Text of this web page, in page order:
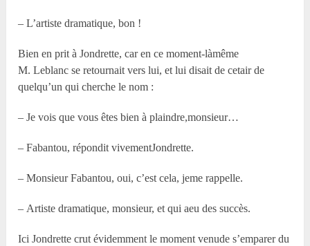
– L’artiste dramatique, bon !
Bien en prit à Jondrette, car en ce moment-làmême
M. Leblanc se retournait vers lui, et lui disait de cetair de
quelqu’un qui cherche le nom :
– Je vois que vous êtes bien à plaindre,monsieur…
– Fabantou, répondit vivementJondrette.
– Monsieur Fabantou, oui, c’est cela, jeme rappelle.
– Artiste dramatique, monsieur, et qui aeu des succès.
Ici Jondrette crut évidemment le moment venude s’emparer du